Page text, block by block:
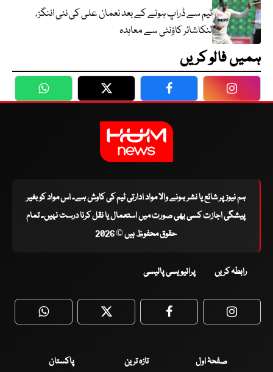
ٹیم سے ڈراپ ہونے کے بعد نعمان علی کی نئی اننگز،
لنکاشائر کاؤنٹی سے معاہدہ
ہمیں فالو کریں
WhatsApp Twitter Facebook
ہم نیوز پر شائع یا نشر ہونے والا مواد ادارتی ٹیم کی کاوش ہے۔ اس مواد کو بغیر
پیشگی اجازت کسی بھی صورت میں استعمال یا نقل کرنا درست نہیں۔ تمام
حقوق محفوظ ہیں © 2026
رابطہ کریں پرائیویسی پالیسی
WhatsApp Twitter Facebook
صفحۂ اول تازہ ترین پاکستان